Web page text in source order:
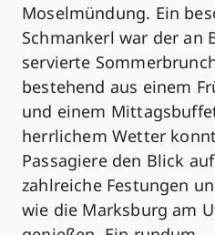
Moselmündung. Ein
Schmankerl war der an
servierte
bestehend aus einem
und einem
herrlichem Wetter
Passagiere den Blick auf
zahlreiche Festungen
wie die Marksburg am